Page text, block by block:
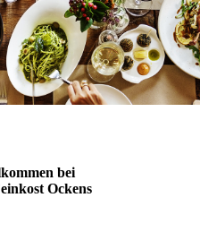
bei
Ockens